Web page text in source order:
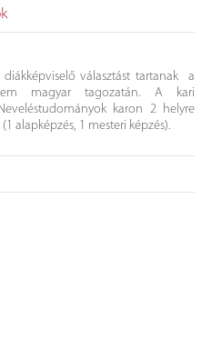
választást tartanak a
magyar tagozatán. A kari
karon 2 helyre
alapképzés, 1 mesteri képzés).